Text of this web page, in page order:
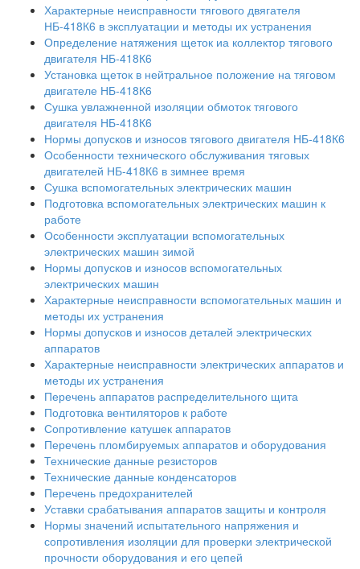
Характерные неисправности тягового двягателя
НБ-418К6 в эксплуатации и методы их устранения
Определение натяжения щеток иа коллектор тягового
двигателя НБ-418К6
Установка щеток в нейтральное положение на тяговом
двигателе НБ-418К6
Сушка увлажненной изоляции обмоток тягового
двигателя НБ-418К6
Нормы допусков и износов тягового двигателя НБ-418К6
Особенности технического обслуживания тяговых
двигателей НБ-418К6 в зимнее время
Сушка вспомогательных электрических машин
Подготовка вспомогательных электрических машин к
работе
Особенности эксплуатации вспомогательных
электрических машин зимой
Нормы допусков и износов вспомогательных
электрических машин
Характерные неисправности вспомогательных машин и
методы их устранения
Нормы допусков и износов деталей электрических
аппаратов
Характерные неисправности электрических аппаратов и
методы их устранения
Перечень аппаратов распределительного щита
Подготовка вентиляторов к работе
Сопротивление катушек аппаратов
Перечень пломбируемых аппаратов и оборудования
Технические данные резисторов
Технические данные конденсаторов
Перечень предохранителей
Уставки срабатывания аппаратов защиты и контроля
Нормы значений испытательного напряжения и
сопротивления изоляции для проверки электрической
прочности оборудования и его цепей